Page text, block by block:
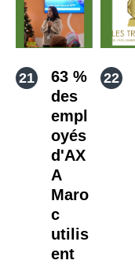
63 %
des
empl
oyés
d'AX
A
Maro
c
utilis
ent